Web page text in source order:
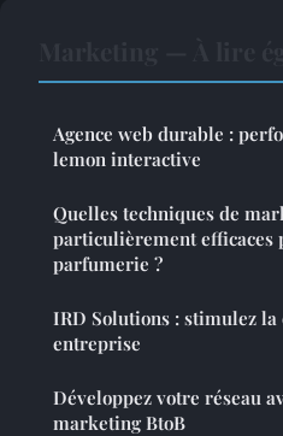
Agence web durable :
lemon interactive
Quelles techniques de
particulièrement efficaces
parfumerie ?
IRD Solutions : stimulez la
entreprise
Développez votre réseau
marketing BtoB